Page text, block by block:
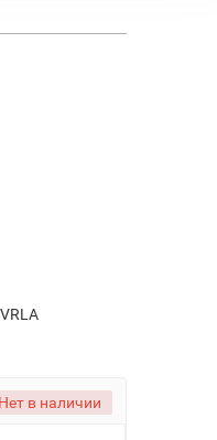
Нет в наличии